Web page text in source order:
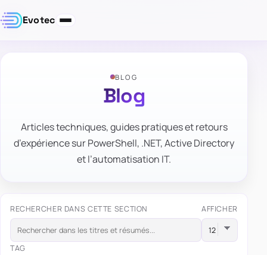
Evotec
BLOG
Blog
Articles techniques, guides pratiques et retours
d’expérience sur PowerShell, .NET, Active Directory
et l’automatisation IT.
RECHERCHER DANS CETTE SECTION AFFICHER
TAG